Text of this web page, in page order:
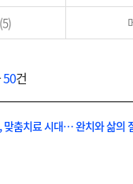
50건
춤치료 시대… 완치와 삶의